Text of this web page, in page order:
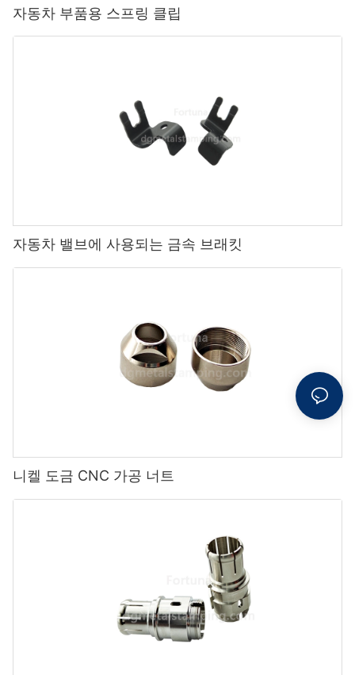
자동차 부품용 스프링 클립
자동차 밸브에 사용되는 금속 브래킷
니켈 도금 CNC 가공 너트